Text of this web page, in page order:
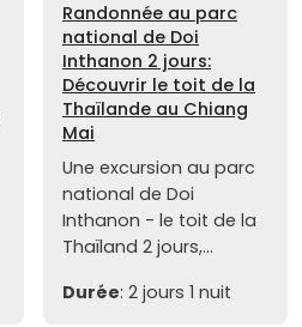
Randonnée au parc
national de Doi
Inthanon 2 jours:
Découvrir le toit de la
Thaïlande au Chiang
Mai
Une excursion au parc
national de Doi
Inthanon - le toit de la
Thaïland 2 jours,...
Durée: 2 jours 1 nuit